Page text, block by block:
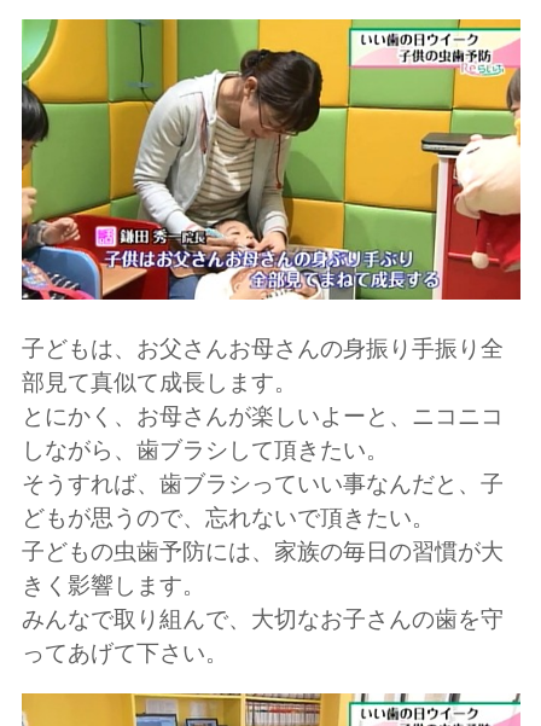
子どもは、お父さんお母さんの身振り手振り全
部見て真似て成長します。
とにかく、お母さんが楽しいよーと、ニコニコ
しながら、歯ブラシして頂きたい。
そうすれば、歯ブラシっていい事なんだと、子
どもが思うので、忘れないで頂きたい。
子どもの虫歯予防には、家族の毎日の習慣が大
きく影響します。
みんなで取り組んで、大切なお子さんの歯を守
ってあげて下さい。